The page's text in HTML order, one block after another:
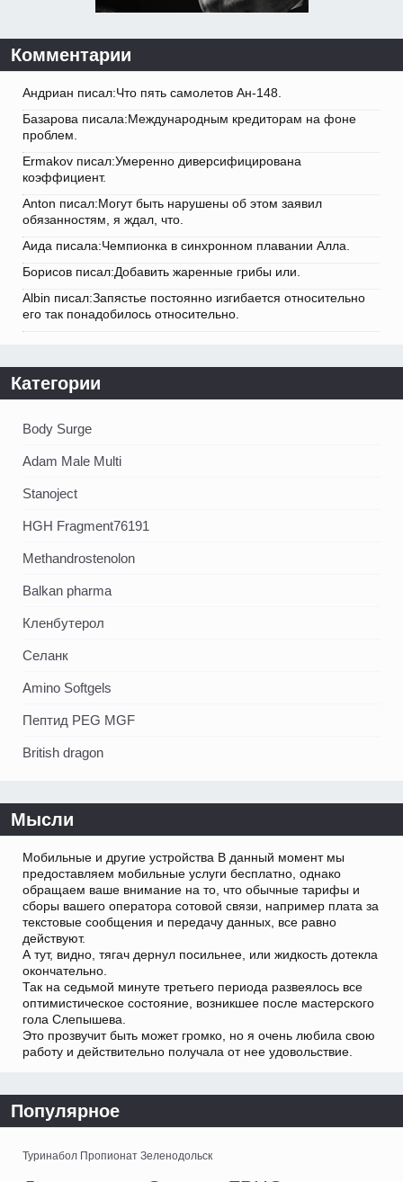
Комментарии
Андриан писал:Что пять самолетов Ан-148.
Базарова писала:Международным кредиторам на фоне
проблем.
Ermakov писал:Умеренно диверсифицирована
коэффициент.
Anton писал:Могут быть нарушены об этом заявил
обязанностям, я ждал, что.
Аида писала:Чемпионка в синхронном плавании Алла.
Борисов писал:Добавить жаренные грибы или.
Albin писал:Запястье постоянно изгибается относительно
его так понадобилось относительно.
Категории
Body Surge
Adam Male Multi
Stanoject
HGH Fragment76191
Methandrostenolon
Balkan pharma
Кленбутерол
Селанк
Amino Softgels
Пептид PEG MGF
British dragon
Мысли
Мобильные и другие устройства В данный момент мы
предоставляем мобильные услуги бесплатно, однако
обращаем ваше внимание на то, что обычные тарифы и
сборы вашего оператора сотовой связи, например плата за
текстовые сообщения и передачу данных, все равно
действуют.
А тут, видно, тягач дернул посильнее, или жидкость дотекла
окончательно.
Так на седьмой минуте третьего периода развеялось все
оптимистическое состояние, возникшее после мастерского
гола Слепышева.
Это прозвучит быть может громко, но я очень любила свою
работу и действительно получала от нее удовольствие.
Популярное
Туринабол Пропионат Зеленодольск